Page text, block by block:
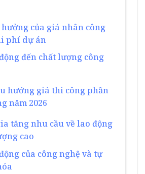
hưởng của giá nhân công
phí dự án
đến chất lượng công
hướng giá thi công phần
năm 2026
tăng nhu cầu về lao động
cao
của công nghệ và tự